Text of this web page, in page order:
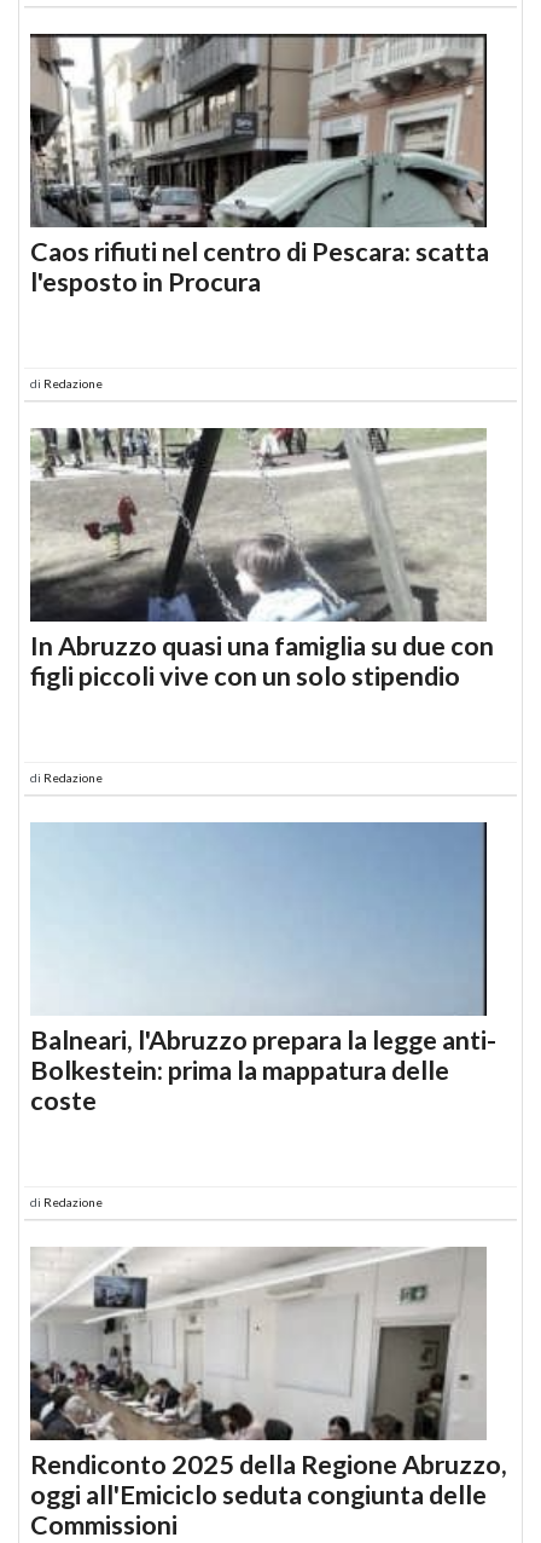
Caos rifiuti nel centro di Pescara: scatta
l'esposto in Procura
di Redazione
In Abruzzo quasi una famiglia su due con
figli piccoli vive con un solo stipendio
di Redazione
Balneari, l'Abruzzo prepara la legge anti-
Bolkestein: prima la mappatura delle
coste
di Redazione
Rendiconto 2025 della Regione Abruzzo,
oggi all'Emiciclo seduta congiunta delle
Commissioni